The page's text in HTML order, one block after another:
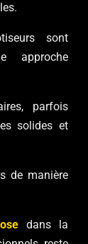
sont
approche
parfois
solides et
de manière
dans la